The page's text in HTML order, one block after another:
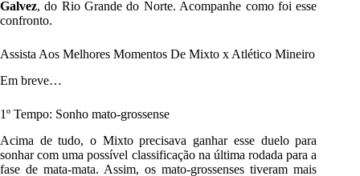
Galvez, do Rio Grande do Norte. Acompanhe como foi esse
confronto.
Assista Aos Melhores Momentos De Mixto x Atlético Mineiro
Em breve…
1º Tempo: Sonho mato-grossense
Acima de tudo, o Mixto precisava ganhar esse duelo para
sonhar com uma possível classificação na última rodada para a
fase de mata-mata. Assim, os mato-grossenses tiveram mais